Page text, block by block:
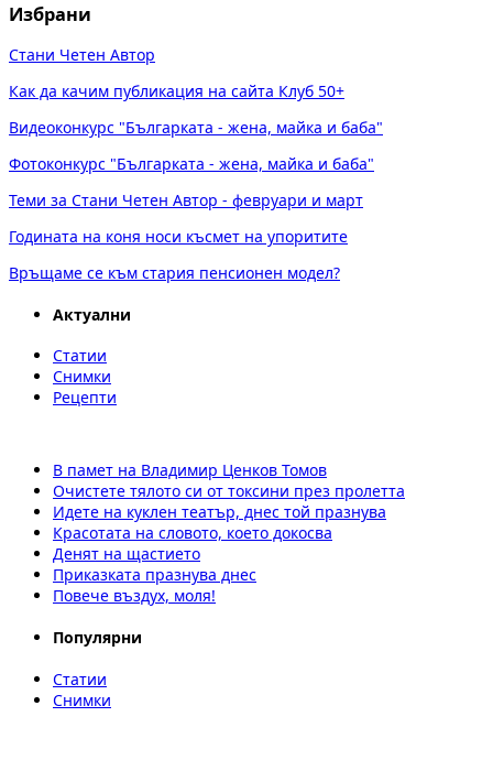
Избрани
Стани Четен Автор
Как да качим публикация на сайта Клуб 50+
Видеоконкурс "Българката - жена, майка и баба"
Фотоконкурс "Българката - жена, майка и баба"
Теми за Стани Четен Автор - февруари и март
Годината на коня носи късмет на упоритите
Връщаме се към стария пенсионен модел?
Актуални
Статии
Снимки
Рецепти
В памет на Владимир Ценков Томов
Очистете тялото си от токсини през пролетта
Идете на куклен театър, днес той празнува
Красотата на словото, което докосва
Денят на щастието
Приказката празнува днес
Повече въздух, моля!
Популярни
Статии
Снимки